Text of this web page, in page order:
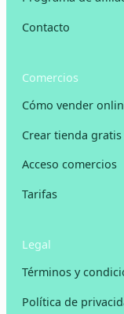
Contacto
Comercios
Cómo vender
Crear tienda gratis
Acceso comercios
Tarifas
Legal
Términos y
Política de